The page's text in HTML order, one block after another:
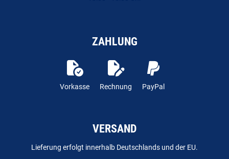
ZAHLUNG
Vorkasse Rechnung PayPal
VERSAND
Lieferung erfolgt innerhalb Deutschlands und der EU.